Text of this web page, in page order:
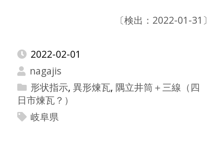
〔検出：2022-01-31〕
2022-02-01
nagajis
形状指示, 異形煉瓦, 隅立井筒＋三線（四
日市煉瓦？）
岐阜県